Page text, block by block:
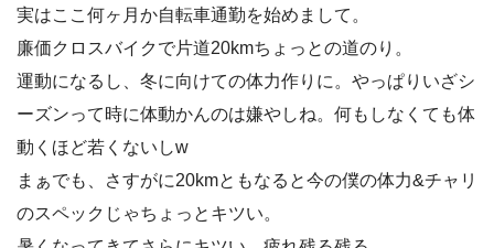
実はここ何ヶ月か自転車通勤を始めまして。
廉価クロスバイクで片道20kmちょっとの道のり。
運動になるし、冬に向けての体力作りに。やっぱりいざシ
ーズンって時に体動かんのは嫌やしね。何もしなくても体
動くほど若くないしw
まぁでも、さすがに20kmともなると今の僕の体力&チャリ
のスペックじゃちょっとキツい。